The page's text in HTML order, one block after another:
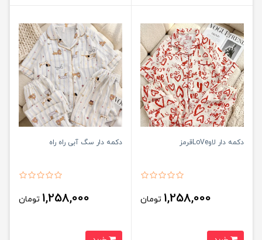
دکمه دار لاوLoVeقرمز
1,258,000 تومان
دکمه دار سگ آبی راه راه
1,258,000 تومان